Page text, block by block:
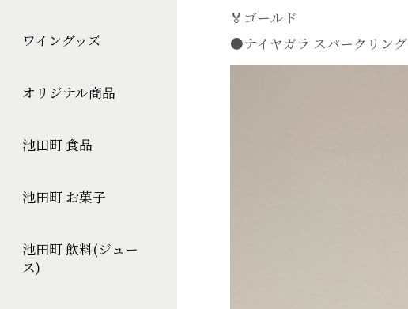
ワイングッズ
オリジナル商品
池田町 食品
池田町 お菓子
池田町 飲料(ジュー
ス)
🏅ゴールド
●ナイヤガラ スパークリング